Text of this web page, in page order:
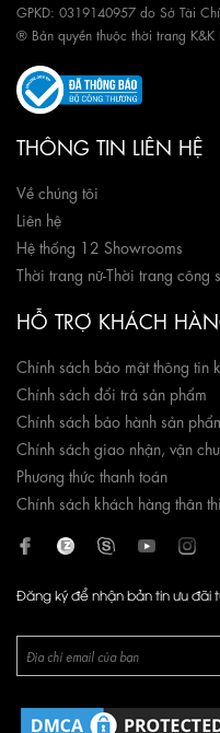
GPKD: 0319140957 do Sở Tài
® Bản quyền thuộc thời trang K&K
THÔNG TIN LIÊN HỆ
Về chúng tôi
Liên hệ
Hệ thống 12 Showrooms
Thời trang nữ-Thời trang công
HỖ TRỢ KHÁCH
Chính sách bảo mật thông tin
Chính sách đổi trả sản phẩm
Chính sách bảo hành sản
Chính sách giao nhận, vận
Phương thức thanh toán
Chính sách khách hàng thân
Đăng ký để nhận bản tin ưu đãi